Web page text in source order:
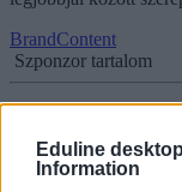
Eduline
Information
BrandContent
Szponzor tartalom
Hogyan lesz